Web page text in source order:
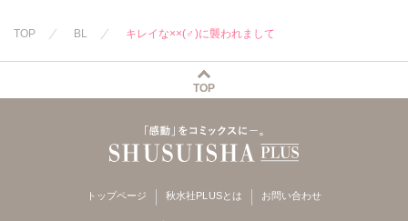
TOP BL キレイな××(♂)に襲われまして
TOP
トップページ 秋水社PLUSとは お問い合わせ